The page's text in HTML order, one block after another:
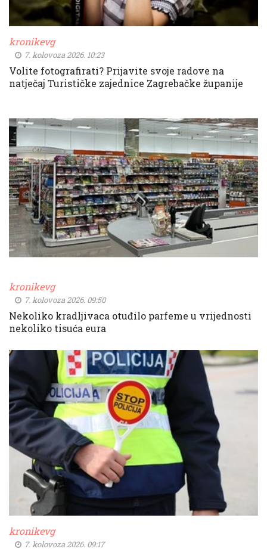
kronikevg
7. kolovoza 2026. 10:23
Volite fotografirati? Prijavite svoje radove na
natječaj Turističke zajednice Zagrebačke županije
kronikevg
7. kolovoza 2026. 09:50
Nekoliko kradljivaca otuđilo parfeme u vrijednosti
nekoliko tisuća eura
kronikevg
7. kolovoza 2026. 09:17